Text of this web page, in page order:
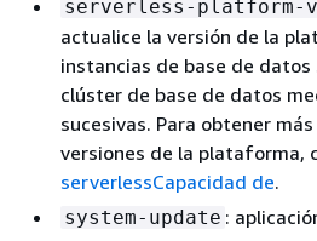
serverless-platform-
actualice la versión de la
instancias de base de
clúster de base de datos
sucesivas. Para obtener
versiones de la plataforma,
serverlessCapacidad de.
system-update :